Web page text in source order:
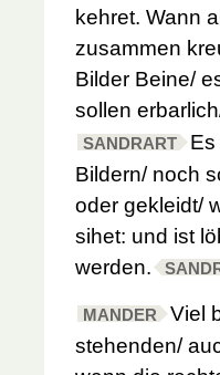
kehret. Wann
zusammen
Bilder Beine/
sollen
SANDRART
Bildern/ noch
oder gekleidt/
sihet: und ist
werden.
MANDER
Viel
stehenden/